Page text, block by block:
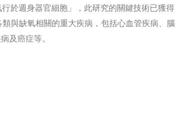
於週身器官細胞」，此研究的關鍵技術已獲得
與缺氧相關的重大疾病，包括心血管疾病、腦
及癌症等。